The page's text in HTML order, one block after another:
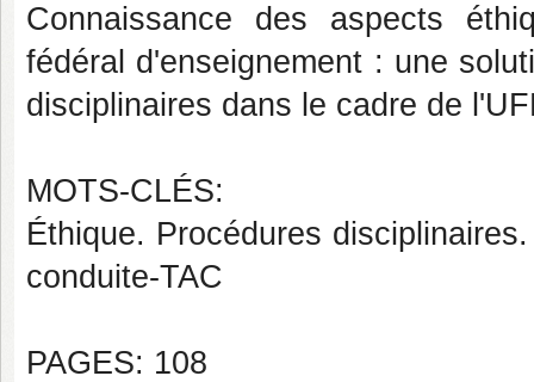
Connaissance des aspects
fédéral d'enseignement : une
disciplinaires dans le cadre de
MOTS-CLÉS:
Éthique. Procédures
conduite-TAC
PAGES: 108